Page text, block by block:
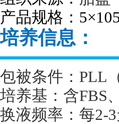
产品规格： 5×
培养信息：
包被条件： PLL
培养基：含FBS
换液频率：每2-3